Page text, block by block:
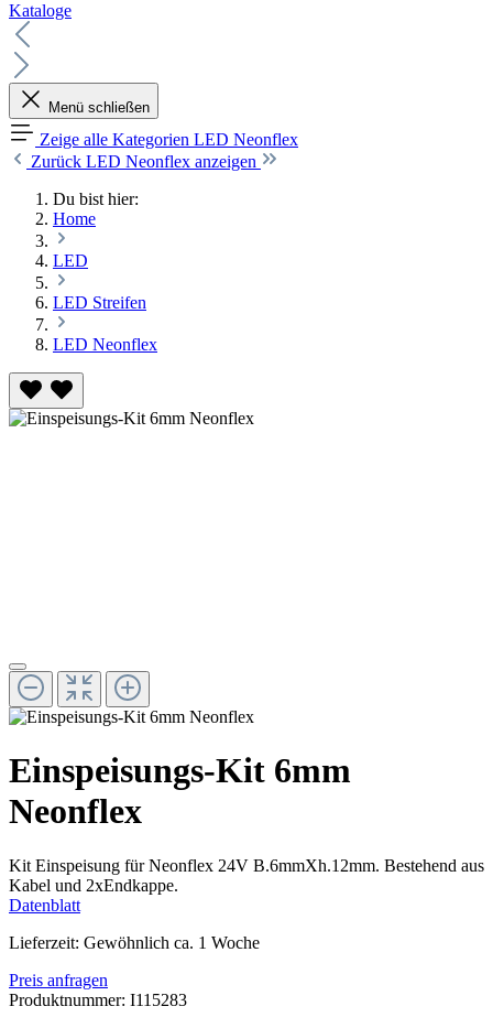
Kataloge
Menü schließen
Zeige alle Kategorien LED Neonflex
Zurück LED Neonflex anzeigen
Du bist hier:
Home
LED
LED Streifen
LED Neonflex
Einspeisungs-Kit 6mm
Neonflex
Kit Einspeisung für Neonflex 24V B.6mmXh.12mm. Bestehend aus
Kabel und 2xEndkappe.
Datenblatt
Lieferzeit: Gewöhnlich ca. 1 Woche
Preis anfragen
Produktnummer: I115283